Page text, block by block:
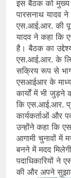
इस बैठक को मुख्य
पारसनाथ यादव ने
एस.आई.आर. की
यादव ने कहा कि
है। बैठक का
एस.आई.आर. के लिए
सक्रिय रूप से
एसआईआर के
कार्यों में भी जुड़ने
कि एस.आई.आर.
कार्यकर्ताओं और
उन्होंने कहा कि
आगामी चुनावों में
बनने में मदद
पदाधिकारियों ने
की और अपने